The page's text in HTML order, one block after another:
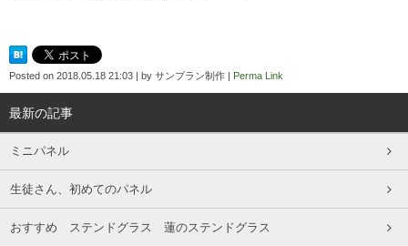
Posted on 2018.05.18 21:03 by サンプラン制作 Perma Link
最新の記事
ミニパネル
生徒さん、初めてのパネル
おすすめ ステンドグラス 蓮のステンドグラス